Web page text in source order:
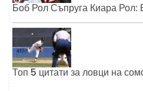
Боб Рол Съпруга Киара Рол:
Топ 5 цитати за ловци на